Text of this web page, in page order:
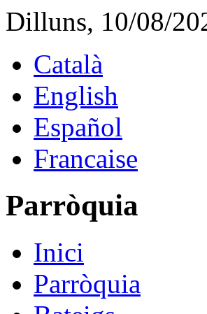
Dilluns, 10/08/
Català
English
Español
Francaise
Parròquia
Inici
Parròquia